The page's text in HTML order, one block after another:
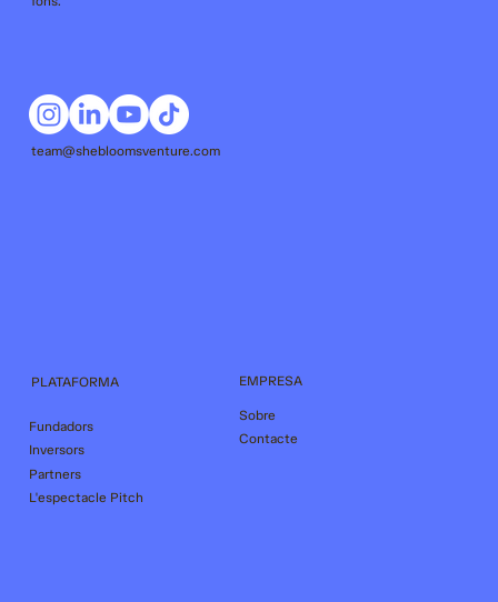
team@shebloomsventure.com
PLATAFORMA
Fundadors
Inversors
Partners
L'espectacle Pitch
EMPRESA
Sobre
Contacte